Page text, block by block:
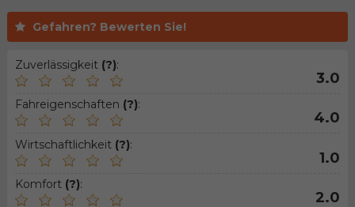
Gefahren? Bewerten Sie!
Zuverlässigkeit (?):
3.0
Fahreigenschaften (?):
4.0
Wirtschaftlichkeit (?):
1.0
Komfort (?):
2.0